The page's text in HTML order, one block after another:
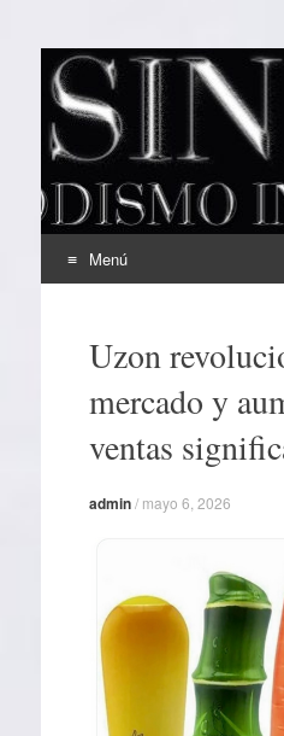
EL
Periodismo Inteligente
Menú
contenidoUzon
mercado y
ventas
admin/ mayo 6, 2026